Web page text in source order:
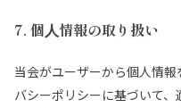
7. 個⼈情報の取り扱い
当会がユーザーから個⼈情
バシーポリシーに基づいて